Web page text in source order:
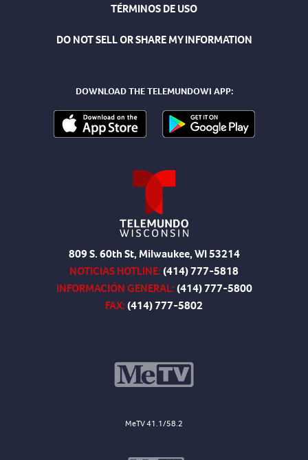
TÉRMINOS DE USO
DO NOT SELL OR SHARE MY INFORMATION
DOWNLOAD THE TELEMUNDOWI APP:
809 S. 60th St, Milwaukee, WI 53214
NOTICIAS HOTLINE:(414) 777-5818
INFORMACIÓN GENERAL:(414) 777-5800
FAX:(414) 777-5802
MeTV 41.1/58.2